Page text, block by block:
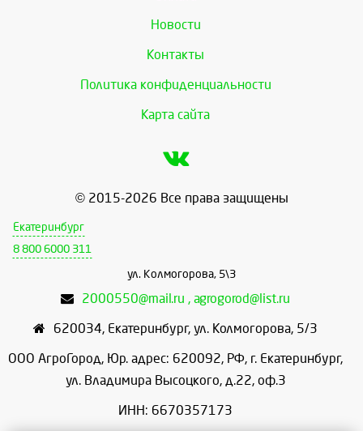
Новости
Контакты
Политика конфиденциальности
Карта сайта
© 2015-2026 Все права защищены
Екатеринбург
8 800 6000 311
ул. Колмогорова, 5\3
2000550@mail.ru , agrogorod@list.ru
620034, Екатеринбург, ул. Колмогорова, 5/3
ООО АгроГород, Юр. адрес: 620092, РФ, г. Екатеринбург,
ул. Владимира Высоцкого, д.22, оф.3
ИНН: 6670357173